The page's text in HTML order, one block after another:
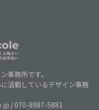
事務所です。
活動しているデザイン事務
/ 070-8987-5881